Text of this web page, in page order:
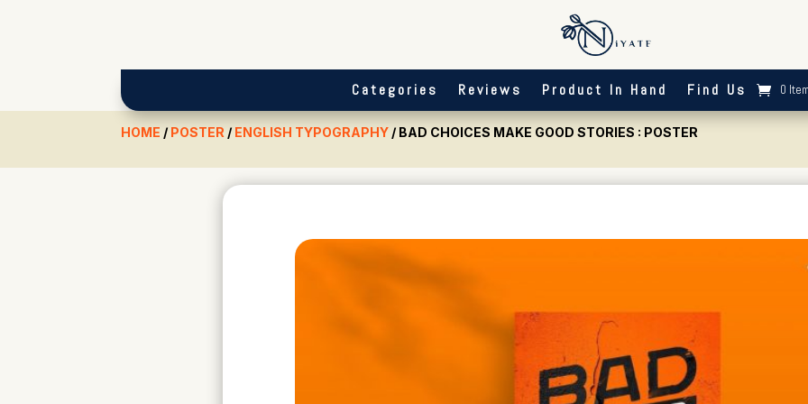
Categories Reviews Product In Hand Find Us 0
HOME /POSTER /ENGLISH TYPOGRAPHY / BAD CHOICES MAKE GOOD STORIES : POSTER